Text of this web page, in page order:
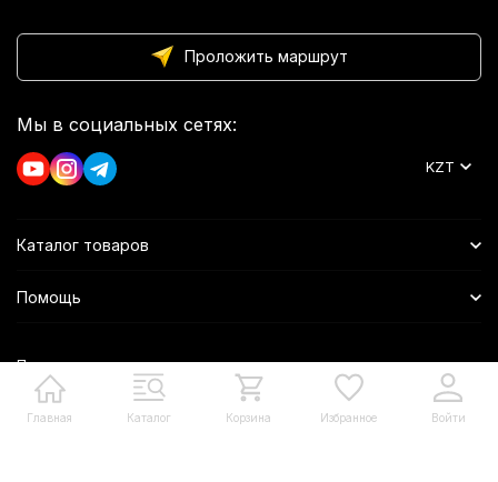
Главная Каталог Корзина Избранное Войти
Проложить маршрут
Мы в социальных сетях:
KZT
Каталог товаров
Помощь
Политика персональных данных